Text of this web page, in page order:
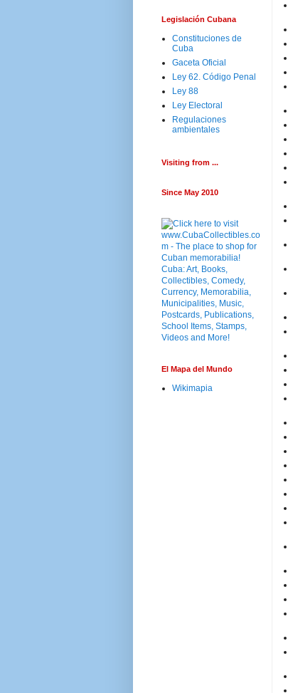
Legislación Cubana
Constituciones de
Cuba
Gaceta Oficial
Ley 62. Código Penal
Ley 88
Ley Electoral
Regulaciones
ambientales
Visiting from ...
Since May 2010
El Mapa del Mundo
Wikimapia